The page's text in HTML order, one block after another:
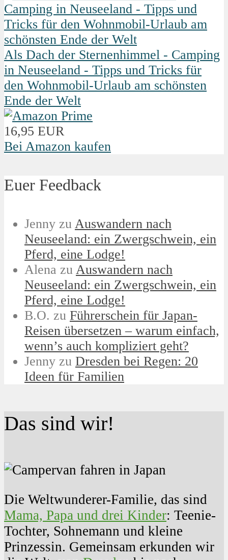
Als Dach der Sternenhimmel - Camping
in Neuseeland - Tipps und Tricks für
den Wohnmobil-Urlaub am schönsten
Ende der Welt
16,95 EUR
Bei Amazon kaufen
Euer Feedback
Jenny zu Auswandern nach
Neuseeland: ein Zwergschwein, ein
Pferd, eine Lodge!
Alena zu Auswandern nach
Neuseeland: ein Zwergschwein, ein
Pferd, eine Lodge!
B.O. zu Führerschein für Japan-
Reisen übersetzen – warum einfach,
wenn’s auch kompliziert geht?
Jenny zu Dresden bei Regen: 20
Ideen für Familien
Das sind wir!
Die Weltwunderer-Familie, das sind
Mama, Papa und drei Kinder: Teenie-
Tochter, Sohnemann und kleine
Prinzessin. Gemeinsam erkunden wir